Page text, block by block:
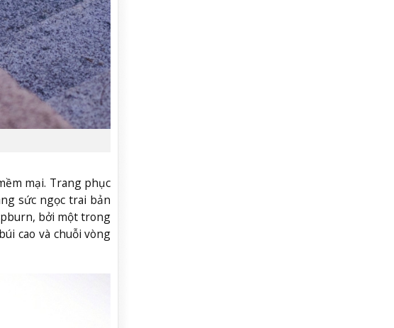
mại. Trang phục
sức ngọc trai bản
bởi một trong
cao và chuỗi vòng